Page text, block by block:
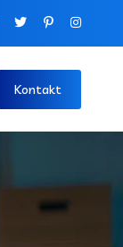
Kontakt